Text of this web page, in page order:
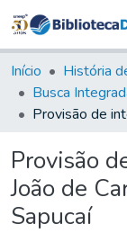
Início História
Busca
Provisão
João de
Sapucaí